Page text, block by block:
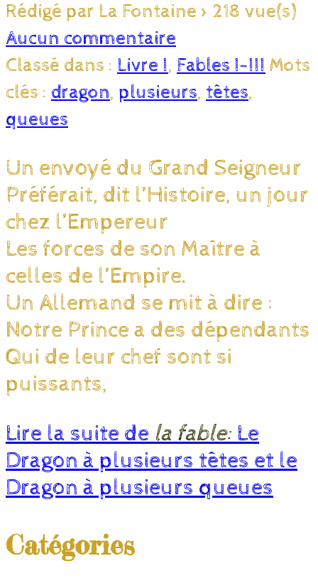
Rédigé par La Fontaine > 218 vue(s)
Aucun commentaire
Classé dans : Livre I, Fables I-III Mots
clés : dragon, plusieurs, têtes,
queues
Un envoyé du Grand Seigneur
Préférait, dit l’Histoire, un jour
chez l’Empereur
Les forces de son Maître à
celles de l’Empire.
Un Allemand se mit à dire :
Notre Prince a des dépendants
Qui de leur chef sont si
puissants,
Lire la suite de la fable: Le
Dragon à plusieurs têtes et le
Dragon à plusieurs queues
Catégories